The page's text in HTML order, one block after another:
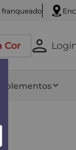
franqueado
Cor